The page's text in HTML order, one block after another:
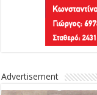
Advertisement